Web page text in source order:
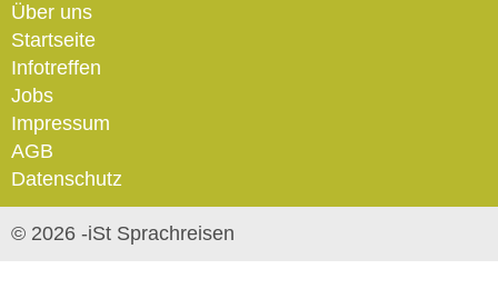
Über uns
Startseite
Infotreffen
Jobs
Impressum
AGB
Datenschutz
© 2026 -iSt Sprachreisen